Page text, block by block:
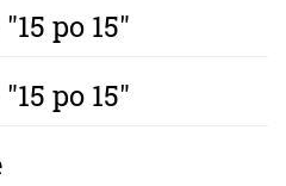
po 15"
po 15"